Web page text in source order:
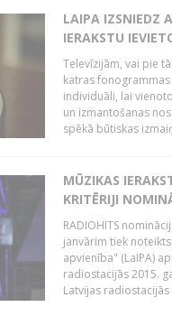
LAIPA IZSNIEDZ
IERAKSTU
Televīzijām, vai pie
katras
individuāli, lai
un izmantošanas
spēkā būtiskas
MŪZIKAS
KRITĒRIJI
RADIOHITS
janvārim tiek
apvienība" (LaIPA)
radiostacijās 2015.
Latvijas